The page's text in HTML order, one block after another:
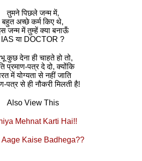
तुमने पिछले जन्‍म में,
बहुत अच्‍छे कर्म किए थे,
जन्‍म में तुम्‍हें क्‍या बनाऊँ
IAS या DOCTOR ?
कुछ देना ही चाहते हो तो,
प्रमाण-पत्र दे दो, क्‍योंकि
में योग्‍यता से नहीं जाति
पत्र से ही नौकरी मिलती है!
Also View This
Mehnat Karti Hai!!
Aage Kaise Badhega??